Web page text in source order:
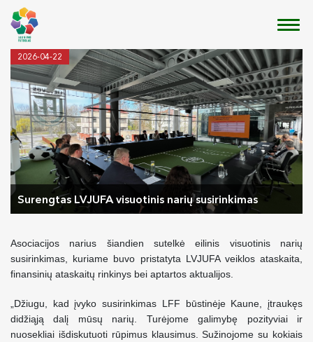
2026-04-22
Surengtas LVJUFA visuotinis narių susirinkimas
Asociacijos narius šiandien sutelkė eilinis visuotinis narių
susirinkimas, kuriame buvo pristatyta LVJUFA veiklos ataskaita,
finansinių ataskaitų rinkinys bei aptartos aktualijos.
„Džiugu, kad įvyko susirinkimas LFF būstinėje Kaune, įtraukęs
didžiąją dalį mūsų narių. Turėjome galimybę pozityviai ir
nuosekliai išdiskutuoti rūpimus klausimus. Sužinojome su kokiais